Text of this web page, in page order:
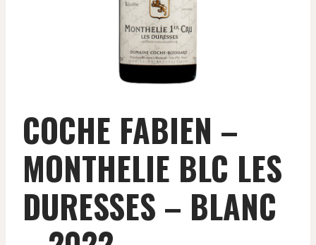
COCHE FABIEN –
MONTHELIE BLC LES
DURESSES – BLANC